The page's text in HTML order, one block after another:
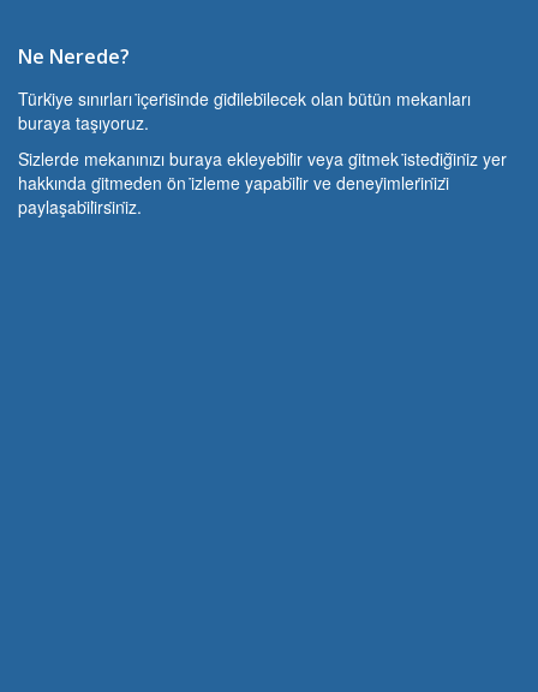
Ne Nerede?
Türki̇ye sınırları i̇çeri̇si̇nde gi̇di̇lebi̇lecek olan bütün mekanları
buraya taşıyoruz.
Si̇zlerde mekanınızı buraya ekleyebi̇li̇r veya gi̇tmek i̇stedi̇ği̇ni̇z yer
hakkında gi̇tmeden ön i̇zleme yapabi̇li̇r ve deneyi̇mleri̇ni̇zi̇
paylaşabi̇li̇rsi̇ni̇z.